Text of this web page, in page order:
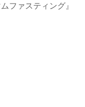
ファスティング』